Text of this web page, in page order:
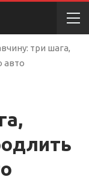
три шага,
авто